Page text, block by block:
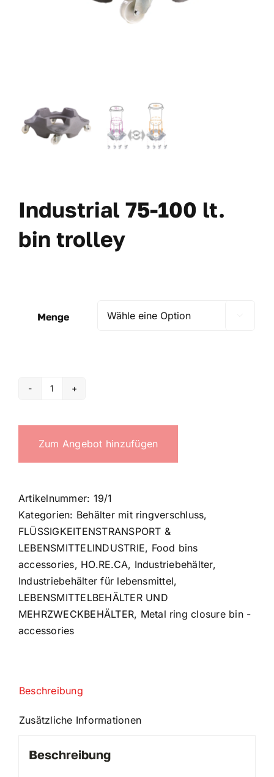
Industrial 75-100 lt.
bin trolley
Menge
Industrial
100
lt.
bin
Menge
Zum Angebot hinzufügen
Artikelnummer: 19/1
Kategorien: Behälter mit ringverschluss,
FLÜSSIGKEITENSTRANSPORT &
LEBENSMITTELINDUSTRIE, Food bins
accessories, HO.RE.CA, Industriebehälter,
Industriebehälter für lebensmittel,
LEBENSMITTELBEHÄLTER UND
MEHRZWECKBEHÄLTER, Metal ring closure bin -
accessories
Beschreibung
Zusätzliche Informationen
Beschreibung